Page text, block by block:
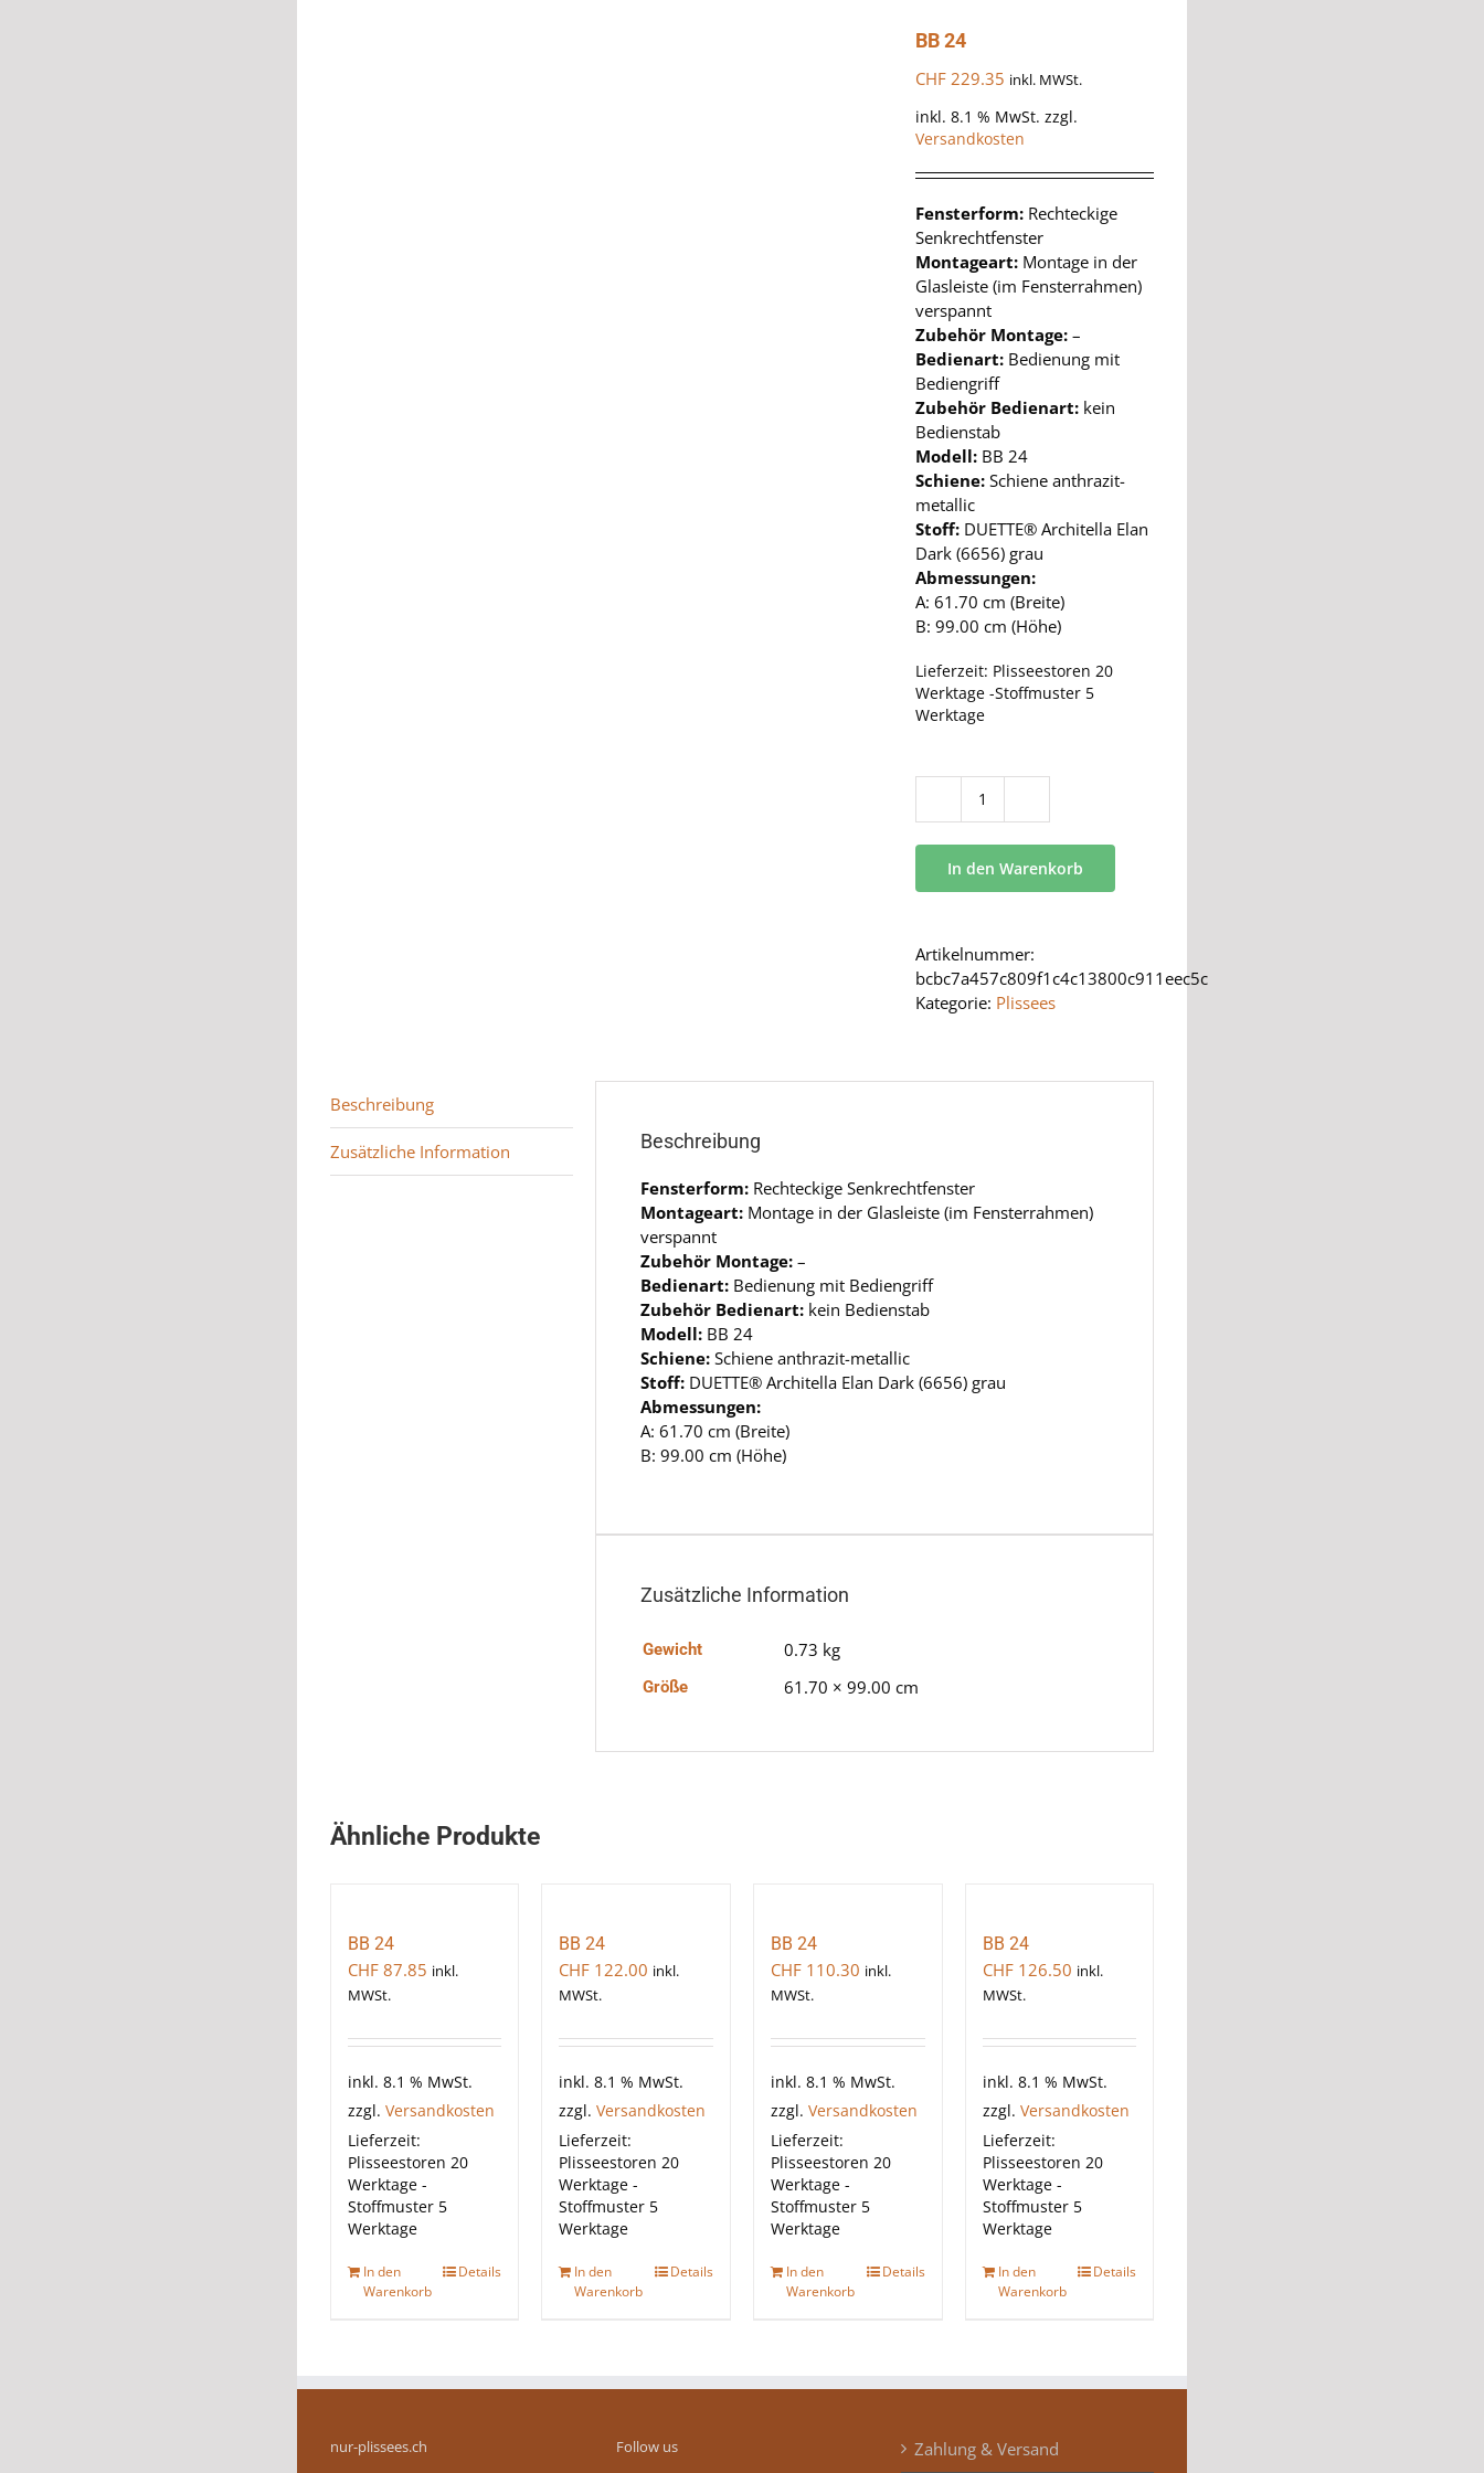
BB 24
CHF229.35 inkl. MWSt.
inkl. 8.1 % MwSt. zzgl.
Versandkosten
Fensterform: Rechteckige
Senkrechtfenster
Montageart: Montage in der
Glasleiste (im Fensterrahmen)
verspannt
Zubehör Montage: –
Bedienart: Bedienung mit
Bediengriff
Zubehör Bedienart: kein
Bedienstab
Modell: BB 24
Schiene: Schiene anthrazit-
metallic
Stoff: DUETTE® Architella Elan
Dark (6656) grau
Abmessungen:
A: 61.70 cm (Breite)
B: 99.00 cm (Höhe)
Lieferzeit: Plisseestoren 20
Werktage -Stoffmuster 5
Werktage
BB
Menge
In den Warenkorb
Artikelnummer:
bcbc7a457c809f1c4c13800c911eec5c
Kategorie: Plissees
Beschreibung
Zusätzliche Information Beschreibung
Fensterform: Rechteckige Senkrechtfenster
Montageart: Montage in der Glasleiste (im Fensterrahmen)
verspannt
Zubehör Montage: –
Bedienart: Bedienung mit Bediengriff
Zubehör Bedienart: kein Bedienstab
Modell: BB 24
Schiene: Schiene anthrazit-metallic
Stoff: DUETTE® Architella Elan Dark (6656) grau
Abmessungen:
A: 61.70 cm (Breite)
B: 99.00 cm (Höhe)
Zusätzliche Information
Gewicht 0.73 kg
Größe 61.70 × 99.00 cm
Ähnliche Produkte
BB 24
CHF87.85 inkl.
MWSt.
inkl. 8.1 % MwSt.
zzgl. Versandkosten
Lieferzeit:
Plisseestoren 20
Werktage -
Stoffmuster 5
Werktage
In den
Warenkorb
Details
BB 24
CHF 122.00 inkl.
MWSt.
inkl. 8.1 % MwSt.
zzgl.Versandkosten
Lieferzeit:
Plisseestoren 20
Werktage -
Stoffmuster 5
Werktage
In den
Warenkorb
Details
BB 24
CHF110.30 inkl.
MWSt.
inkl. 8.1 % MwSt.
zzgl. Versandkosten
Lieferzeit:
Plisseestoren 20
Werktage -
Stoffmuster 5
Werktage
In den
Warenkorb
Details
BB 24
CHF126.50 inkl.
MWSt.
inkl. 8.1 % MwSt.
zzgl. Versandkosten
Lieferzeit:
Plisseestoren 20
Werktage -
Stoffmuster 5
Werktage
In den
Warenkorb
Details
nur-plissees.ch Follow us Zahlung & Versand